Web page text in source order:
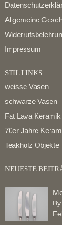
Allgemeine
Impressum
STIL LINKS
weisse Vasen
schwarze Vasen
Fat Lava Keramik
70er Jahre
Teakholz Objekte
NEUESTE
By